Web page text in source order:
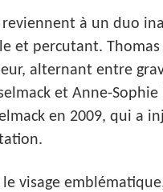
à un duo
et percutant. Thomas
alternant entre
et Anne-
en 2009, qui a
visage